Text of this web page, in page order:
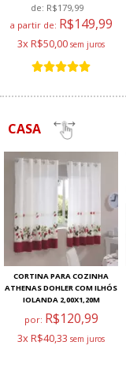
de: R$179,99
a partir de: R$149,99
3x R$50,00
CASA
CORTINA PARA COZINHA
ATHENAS DOHLER COM ILHÓS
IOLANDA 2,00X1,20M
por: R$120,99
3x R$40,33